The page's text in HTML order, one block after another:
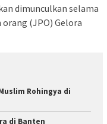
dimunculkan selama
(JPO) Gelora
Rohingya di
di Banten